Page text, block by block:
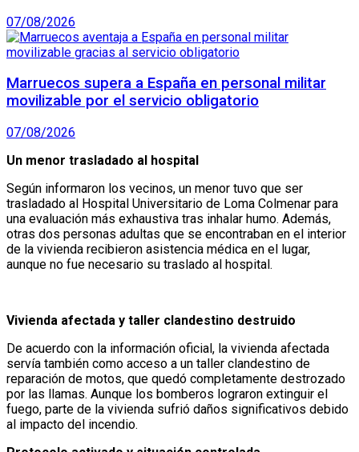
07/08/2026
Marruecos supera a España en personal militar
movilizable por el servicio obligatorio
07/08/2026
Un menor trasladado al hospital
Según informaron los vecinos, un menor tuvo que ser
trasladado al Hospital Universitario de Loma Colmenar para
una evaluación más exhaustiva tras inhalar humo. Además,
otras dos personas adultas que se encontraban en el interior
de la vivienda recibieron asistencia médica en el lugar,
aunque no fue necesario su traslado al hospital.
Vivienda afectada y taller clandestino destruido
De acuerdo con la información oficial, la vivienda afectada
servía también como acceso a un taller clandestino de
reparación de motos, que quedó completamente destrozado
por las llamas. Aunque los bomberos lograron extinguir el
fuego, parte de la vivienda sufrió daños significativos debido
al impacto del incendio.